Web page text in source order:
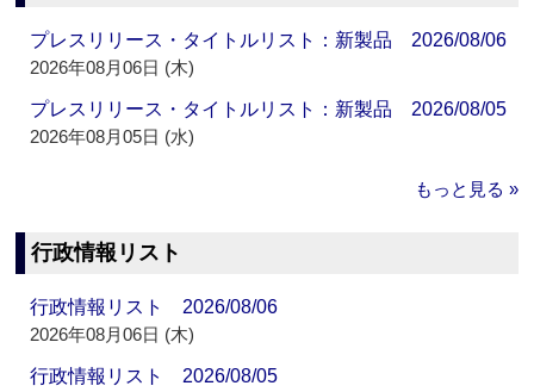
プレスリリース・タイトルリスト：新製品 2026/08/06
2026年08月06日 (木)
プレスリリース・タイトルリスト：新製品 2026/08/05
2026年08月05日 (水)
もっと見る »
行政情報リスト
行政情報リスト 2026/08/06
2026年08月06日 (木)
行政情報リスト 2026/08/05